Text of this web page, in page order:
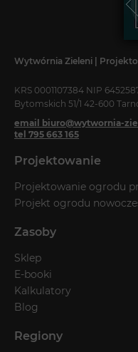
Wytwórnia Zieleni |
KRS 0001107384 NIP
Bytomskich 51/1 42-600
email biuro@wytwornia-
tel 795 663 165
Projektowanie
Projektowanie ogrodu
Projekt ogrodu
Zasoby
Sklep
E-booki
Kalkulatory
Blog
Regiony